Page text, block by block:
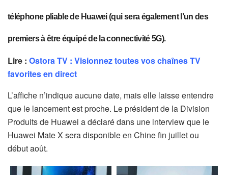
téléphone pliable de Huawei (qui sera également l’un des
premiers à être équipé de la connectivité 5G).
Lire : Ostora TV : Visionnez toutes vos chaînes TV
favorites en direct
L’affiche n’indique aucune date, mais elle laisse entendre
que le lancement est proche. Le président de la Division
Produits de Huawei a déclaré dans une interview que le
Huawei Mate X sera disponible en Chine fin juillet ou
début août.